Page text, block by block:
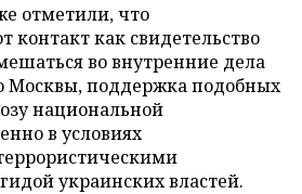
отметили, что
контакт как свидетельство
во внутренние дела
Москвы, поддержка подобных
национальной
в условиях
украинских властей.